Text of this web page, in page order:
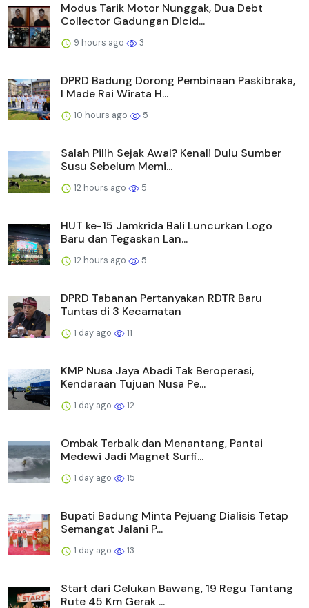
Modus Tarik Motor Nunggak, Dua Debt
Collector Gadungan Dicid...
9 hours ago 3
DPRD Badung Dorong Pembinaan Paskibraka,
I Made Rai Wirata H...
10 hours ago 5
Salah Pilih Sejak Awal? Kenali Dulu Sumber
Susu Sebelum Memi...
12 hours ago 5
HUT ke-15 Jamkrida Bali Luncurkan Logo
Baru dan Tegaskan Lan...
12 hours ago 5
DPRD Tabanan Pertanyakan RDTR Baru
Tuntas di 3 Kecamatan
1 day ago 11
KMP Nusa Jaya Abadi Tak Beroperasi,
Kendaraan Tujuan Nusa Pe...
1 day ago 12
Ombak Terbaik dan Menantang, Pantai
Medewi Jadi Magnet Surfi...
1 day ago 15
Bupati Badung Minta Pejuang Dialisis Tetap
Semangat Jalani P...
1 day ago 13
Start dari Celukan Bawang, 19 Regu Tantang
Rute 45 Km Gerak ...